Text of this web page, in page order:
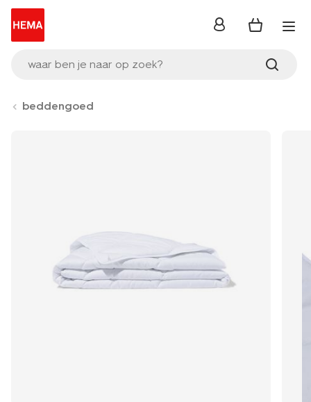
waar ben je naar op zoek?
inloggen
beddengoed